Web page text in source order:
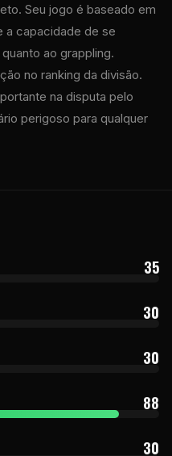
Seu jogo é baseado em
a capacidade de se
ao grappling.
no ranking da divisão.
na disputa pelo
perigoso para qualquer
35
30
30
88
30